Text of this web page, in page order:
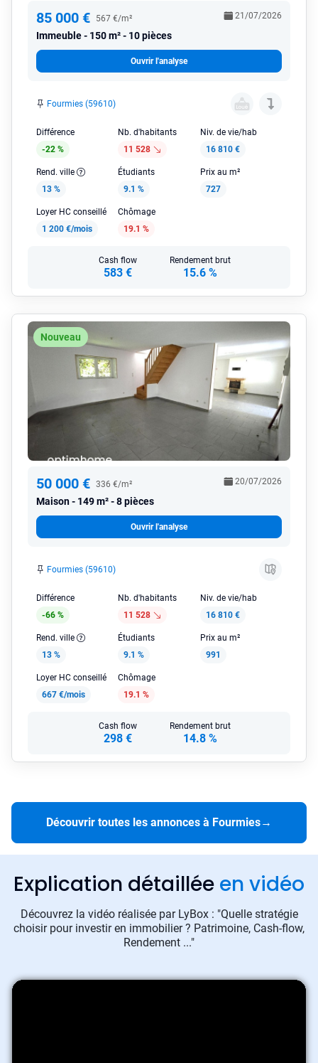
85 000 € 567 €/m²
Immeuble 150 m² - 10 pièces
21/07/2026
Ouvrir l'analyse
Fourmies (59610)
Différence
-22 %
Nb. d'habitants
11 528
Niv. de vie/hab
16 810 €
Rend. ville
13 %
Étudiants
9.1 %
Prix au m²
727
Loyer HC conseillé
1 200 €/mois
Chômage
19.1 %
Cash flow
583 €
Rendement brut
15.6 %
Nouveau
50 000 € 336 €/m²
Maison 149 m² - 8 pièces
20/07/2026
Ouvrir l'analyse
Fourmies (59610)
Différence
-66 %
Nb. d'habitants
11 528
Niv. de vie/hab
16 810 €
Rend. ville
13 %
Étudiants
9.1 %
Prix au m²
991
Loyer HC conseillé
667 €/mois
Chômage
19.1 %
Cash flow
298 €
Rendement brut
14.8 %
Découvrir toutes les annonces à Fourmies→
Explication détaillée en vidéo
Découvrez la vidéo réalisée par LyBox : "Quelle stratégie
choisir pour investir en immobilier ? Patrimoine, Cash-flow,
Rendement ..."